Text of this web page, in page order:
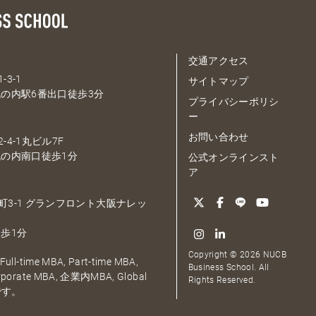
3-1
内駅6番出口徒歩3分
4-1丸ビル7F
内南口徒歩1分
3-1 グランフロント大阪ナレッ
1分
time MBA, Part-time MBA,
MBA, 企業内MBA, Global
。
交通アクセス
サイトマップ
プライバシーポリシ
ー
お問い合わせ
公式オンラインスト
ア
Copyright © 2026 NUCB
Business School. All
Rights Reserved.